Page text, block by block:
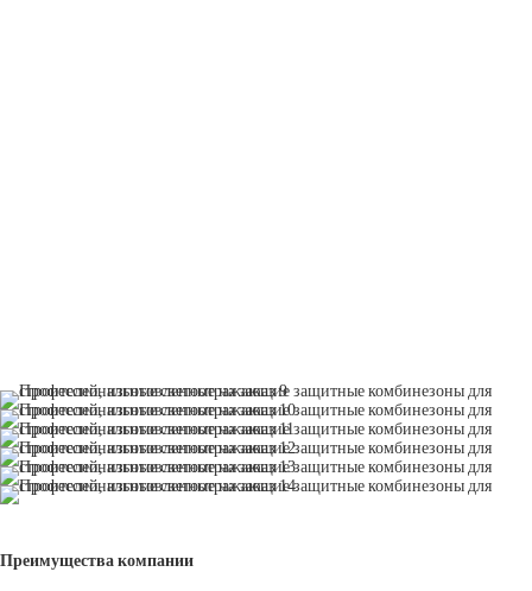
Преимущества компании